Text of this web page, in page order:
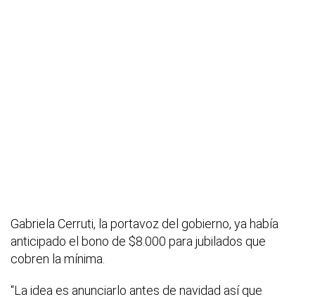
Gabriela Cerruti, la portavoz del gobierno, ya había
anticipado el bono de $8.000 para jubilados que
cobren la mínima.
“La idea es anunciarlo antes de navidad así que